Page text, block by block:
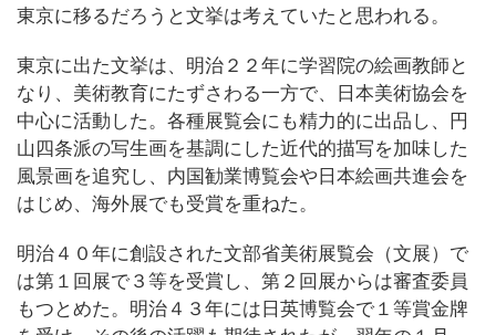
東京に移るだろうと文挙は考えていたと思われる。
東京に出た文挙は、明治２２年に学習院の絵画教師と
なり、美術教育にたずさわる一方で、日本美術協会を
中心に活動した。各種展覧会にも精力的に出品し、円
山四条派の写生画を基調にした近代的描写を加味した
風景画を追究し、内国勧業博覧会や日本絵画共進会を
はじめ、海外展でも受賞を重ねた。
明治４０年に創設された文部省美術展覧会（文展）で
は第１回展で３等を受賞し、第２回展からは審査委員
もつとめた。明治４３年には日英博覧会で１等賞金牌